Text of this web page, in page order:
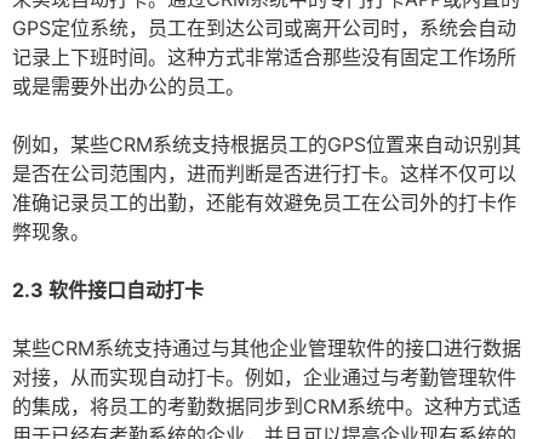
GPS定位系统，员工在到达公司或离开公司时，系统会自动
记录上下班时间。这种方式非常适合那些没有固定工作场所
或是需要外出办公的员工。
例如，某些CRM系统支持根据员工的GPS位置来自动识别其
是否在公司范围内，进而判断是否进行打卡。这样不仅可以
准确记录员工的出勤，还能有效避免员工在公司外的打卡作
弊现象。
2.3 软件接口自动打卡
某些CRM系统支持通过与其他企业管理软件的接口进行数据
对接，从而实现自动打卡。例如，企业通过与考勤管理软件
的集成，将员工的考勤数据同步到CRM系统中。这种方式适